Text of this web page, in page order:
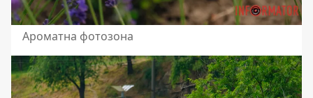
Ароматна фотозона